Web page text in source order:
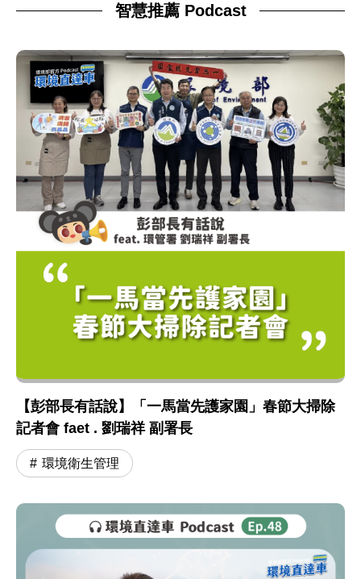
智慧推薦 Podcast
【彭部長有話說】「一馬當先護家園」春節大掃除
記者會 faet . 劉瑞祥 副署長
環境衛生管理